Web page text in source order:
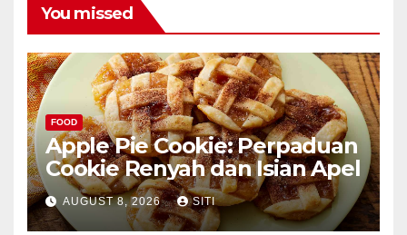
You missed
FOOD
Apple Pie Cookie: Perpaduan
Cookie Renyah dan Isian Apel
AUGUST 8, 2026 SITI